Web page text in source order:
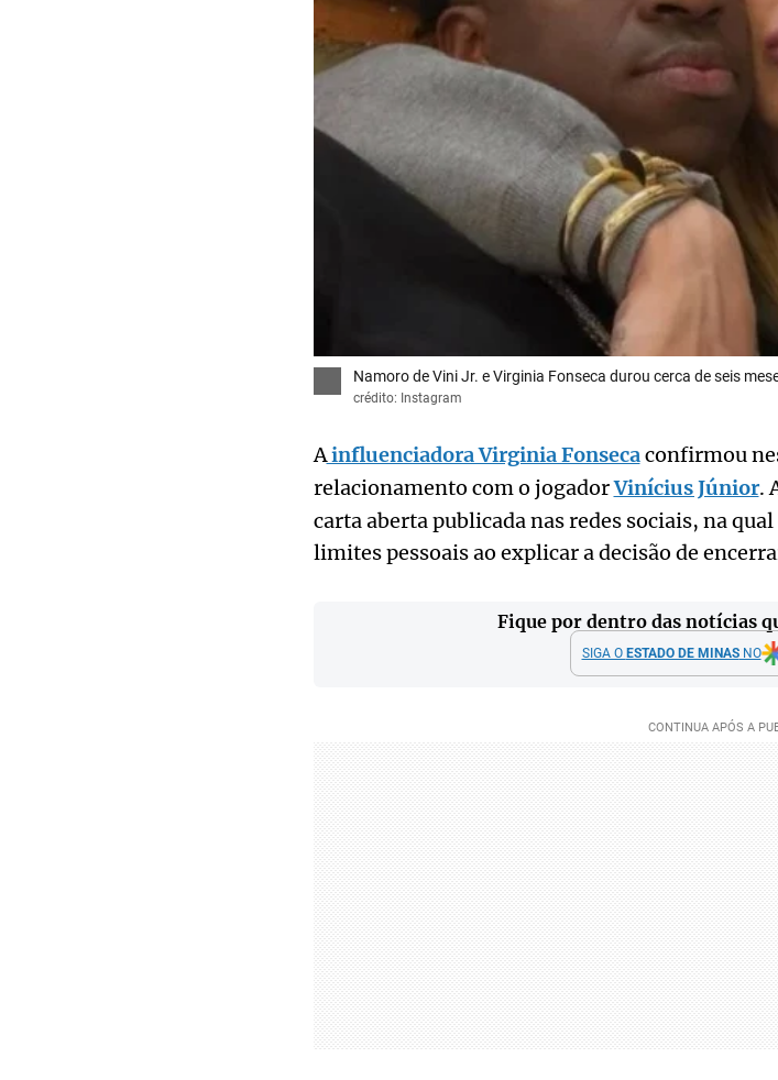
Namoro de Vini Jr. e Virginia Fonseca durou cerca de seis
crédito: Instagram
Ainfluenciadora Virginia Fonsecaconfirmou
relacionamento com o jogadorVinícius Júnior.
carta aberta publicada nas redes sociais, na
limites pessoais ao explicar a decisão de
Fique por dentro das notícias
SIGA O ESTADO DE MINASNO